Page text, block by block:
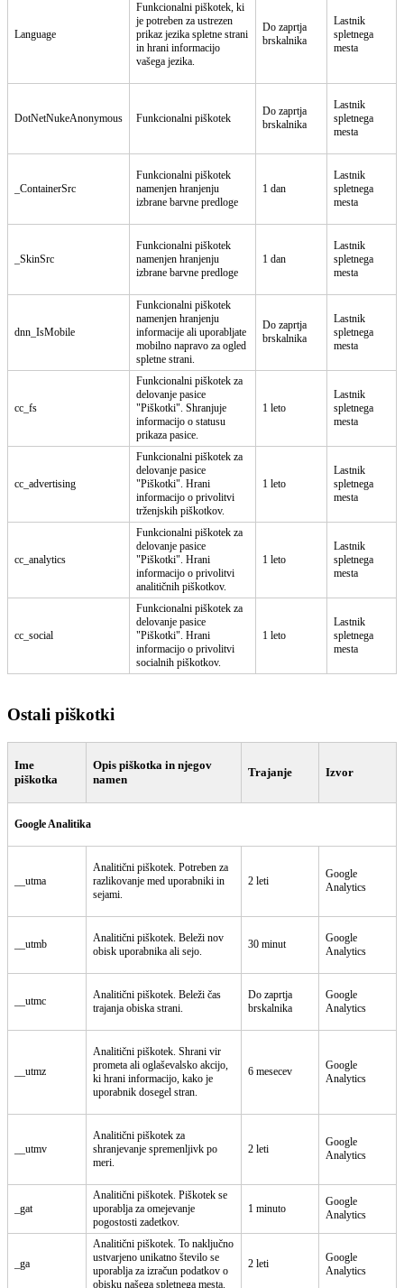
Language
Funkcionalni piškotek, ki
je potreben za ustrezen
prikaz jezika spletne strani
in hrani informacijo
vašega jezika.
Do zaprtja
brskalnika
Lastnik
spletnega
mesta
DotNetNukeAnonymous Funkcionalni piškotek
Do zaprtja
brskalnika
Lastnik
spletnega
mesta
_ContainerSrc
Funkcionalni piškotek
namenjen hranjenju
izbrane barvne predloge
1 dan
Lastnik
spletnega
mesta
_SkinSrc
Funkcionalni piškotek
namenjen hranjenju
izbrane barvne predloge
1 dan
Lastnik
spletnega
mesta
dnn_IsMobile
Funkcionalni piškotek
namenjen hranjenju
informacije ali uporabljate
mobilno napravo za ogled
spletne strani.
Do zaprtja
brskalnika
Lastnik
spletnega
mesta
cc_fs
Funkcionalni piškotek za
delovanje pasice
"Piškotki". Shranjuje
informacijo o statusu
prikaza pasice.
1 leto
Lastnik
spletnega
mesta
cc_advertising
Funkcionalni piškotek za
delovanje pasice
"Piškotki". Hrani
informacijo o privolitvi
trženjskih piškotkov.
1 leto
Lastnik
spletnega
mesta
cc_analytics
Funkcionalni piškotek za
delovanje pasice
"Piškotki". Hrani
informacijo o privolitvi
analitičnih piškotkov.
1 leto
Lastnik
spletnega
mesta
cc_social
Funkcionalni piškotek za
delovanje pasice
"Piškotki". Hrani
informacijo o privolitvi
socialnih piškotkov.
1 leto
Lastnik
spletnega
mesta
Ostali piškotki
Ime
piškotka
Opis piškotka in njegov
namen
Trajanje Izvor
Google Analitika
__utma
Analitični piškotek. Potreben za
razlikovanje med uporabniki in
sejami.
2 leti
Google
Analytics
__utmb
Analitični piškotek. Beleži nov
obisk uporabnika ali sejo.
30 minut
Google
Analytics
__utmc
Analitični piškotek. Beleži čas
trajanja obiska strani.
Do zaprtja
brskalnika
Google
Analytics
__utmz
Analitični piškotek. Shrani vir
prometa ali oglaševalsko akcijo,
ki hrani informacijo, kako je
uporabnik dosegel stran.
6 mesecev
Google
Analytics
__utmv
Analitični piškotek za
shranjevanje spremenljivk po
meri.
2 leti
Google
Analytics
_gat
Analitični piškotek. Piškotek se
uporablja za omejevanje
pogostosti zadetkov.
1 minuto
Google
Analytics
_ga
Analitični piškotek. To naključno
ustvarjeno unikatno število se
uporablja za izračun podatkov o
obisku našega spletnega mesta.
2 leti
Google
Analytics